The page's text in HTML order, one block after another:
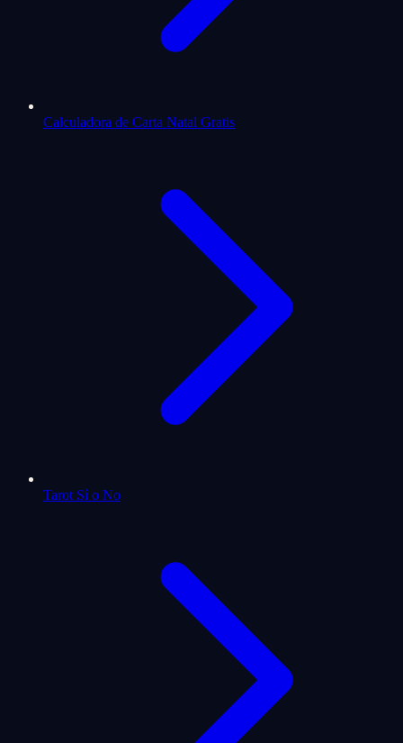
Calculadora de Carta Natal Gratis
Tarot Sí o No